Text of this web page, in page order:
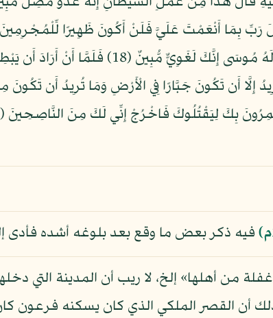
الَّذِي اسْتَنصَرَهُ بِالْأَمْسِ يَسْتَصْرِخُهُ قَالَ
فيه ذكر بعض ما وقع بعد بلوغه أشده
من أهلها» إلخ، لا ريب أن المدينة التي
أن القصر الملكي الذي كان يسكنه فرعون